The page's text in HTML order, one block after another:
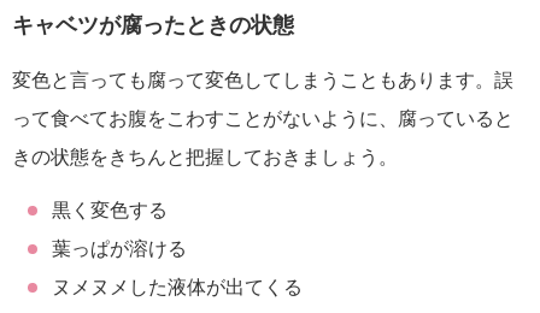
キャベツが腐ったときの状態
変色と言っても腐って変色してしまうこともあります。誤
って食べてお腹をこわすことがないように、腐っていると
きの状態をきちんと把握しておきましょう。
黒く変色する
葉っぱが溶ける
ヌメヌメした液体が出てくる